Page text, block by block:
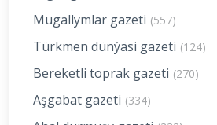
Mugallymlar gazeti (557)
Türkmen dünýäsi gazeti (124)
Bereketli toprak gazeti (270)
Aşgabat gazeti (334)